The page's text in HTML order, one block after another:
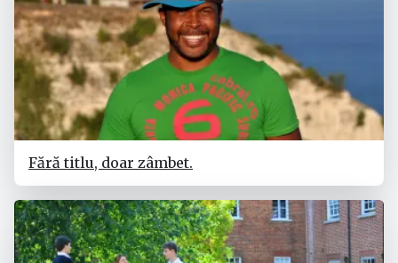
Fără titlu, doar zâmbet.